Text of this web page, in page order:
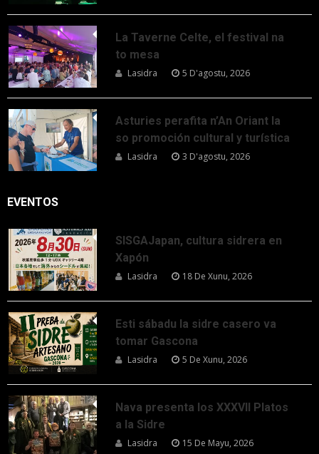
La Taverne Celte, el festival na
to mesa
Lasidra 5 D'agostu, 2026
Asturies perafita n’An Oriant la
so promoción cultural y turística
Lasidra 3 D'agostu, 2026
EVENTOS
SISGAJapan, cultura sidrera en
Xapón
Lasidra 18 De Xunu, 2026
Esti sábadu la sidre casero va
tomar Gascona
Lasidra 5 De Xunu, 2026
Nava presenta los XXXVII Platos
a la Sidre
Lasidra 15 De Mayu, 2026